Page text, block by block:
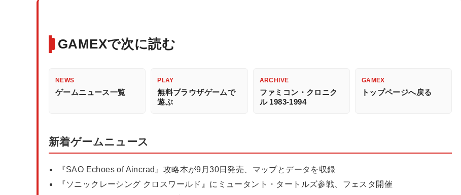
GAMEXで次に読む
NEWS
ゲームニュース一覧
PLAY
無料ブラウザゲームで
遊ぶ
ARCHIVE
ファミコン・クロニク
ル 1983-1994
GAMEX
トップページへ戻る
新着ゲームニュース
『SAO Echoes of Aincrad』攻略本が9月30日発売、マップとデータを収録
『ソニックレーシング クロスワールド』にミュータント・タートルズ参戦、フェスタ開催